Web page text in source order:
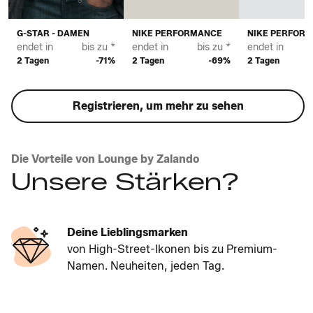
G-STAR - DAMEN
endet in
2 Tagen
bis zu *
-71%
NIKE PERFORMANCE
endet in
2 Tagen
bis zu *
-69%
NIKE
endet in
2 Tagen
Registrieren, um mehr zu sehen
Die Vorteile von Lounge by Zalando
Unsere Stärken?
Deine Lieblingsmarken
von High-Street-Ikonen bis zu Premium-
Namen. Neuheiten, jeden Tag.